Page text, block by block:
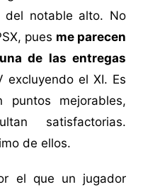
del notable alto. No
pues me parecen
de las entregas
excluyendo el XI. Es
puntos mejorables,
satisfactorias.
de ellos.
el que un jugador